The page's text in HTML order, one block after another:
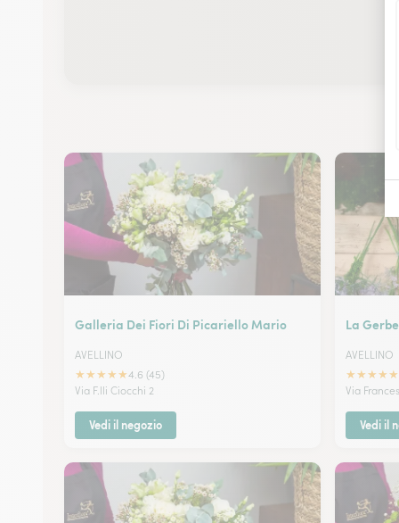
Galleria Dei Fiori Di Picariello Mario
AVELLINO
★★★★★4.6 (45)
Via F.lli Ciocchi 2
Vedi il negozio
La
AVELLINO
★★★★★
Via
Vedi il